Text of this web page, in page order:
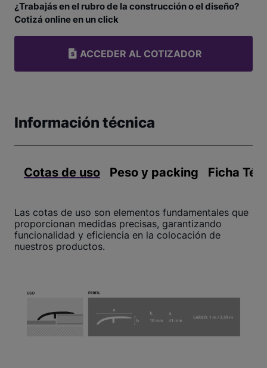
¿Trabajás en el rubro de la construcción o el diseño?
Cotizá online en un click
ACCEDER AL COTIZADOR
Información técnica
Cotas de uso Peso y packing Ficha
Las cotas de uso son elementos fundamentales que
proporcionan medidas precisas, garantizando
funcionalidad y eficiencia en la colocación de
nuestros productos.